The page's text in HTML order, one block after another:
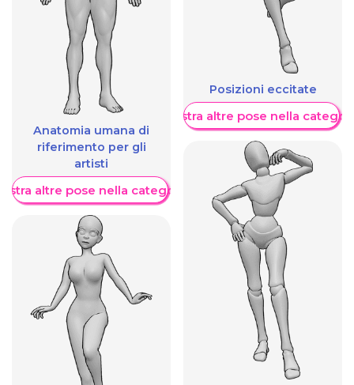
Anatomia umana di
riferimento per gli
artisti
altre pose nella categoria
Posizioni eccitate
Mostra altre pose nella